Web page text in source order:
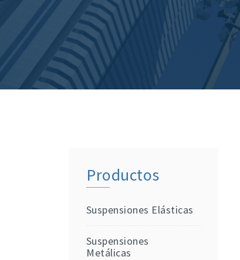
Productos
Suspensiones Elásticas
Suspensiones
Metálicas